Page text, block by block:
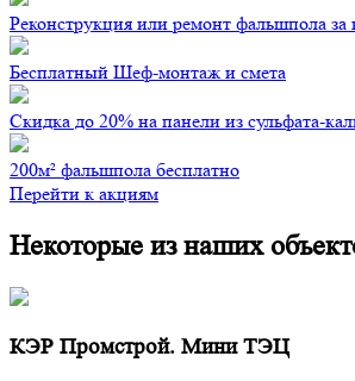
Реконструкция или ремонт фальшпола за
Бесплатный Шеф-монтаж и смета
Скидка до 20% на панели из сульфата-
200м² фальшпола бесплатно
Перейти к акциям
Некоторые из наших
КЭР Промстрой. Мини ТЭЦ